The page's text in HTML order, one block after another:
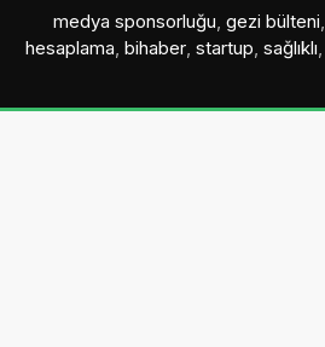
medya sponsorluğu, gezi bülteni,
hesaplama, bihaber, startup, sağlıklı,